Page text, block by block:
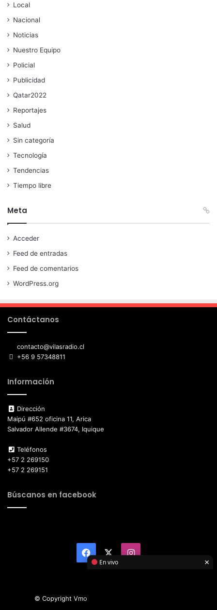
Local
Nacional
Noticias
Nuestro Equipo
Policial
Publicidad
Qatar2022
Reportajes
Salud
Sin categoría
Tecnología
Tendencias
Tiempo libre
Meta
Acceder
Feed de entradas
Feed de comentarios
WordPress.org
Contáctanos
contacto@vilasradio.cl
+56 9 57348811
Información
Dirección
Maipú #652 oficina 11, Arica
Salvador Allende #3674, Iquique
Teléfonos
+57 2 269150
+57 2 269151
Búscanos en facebook
Facebook Instagram
© Copyright Vmotor TI 2026, All Rights Reserved
En vivo ×